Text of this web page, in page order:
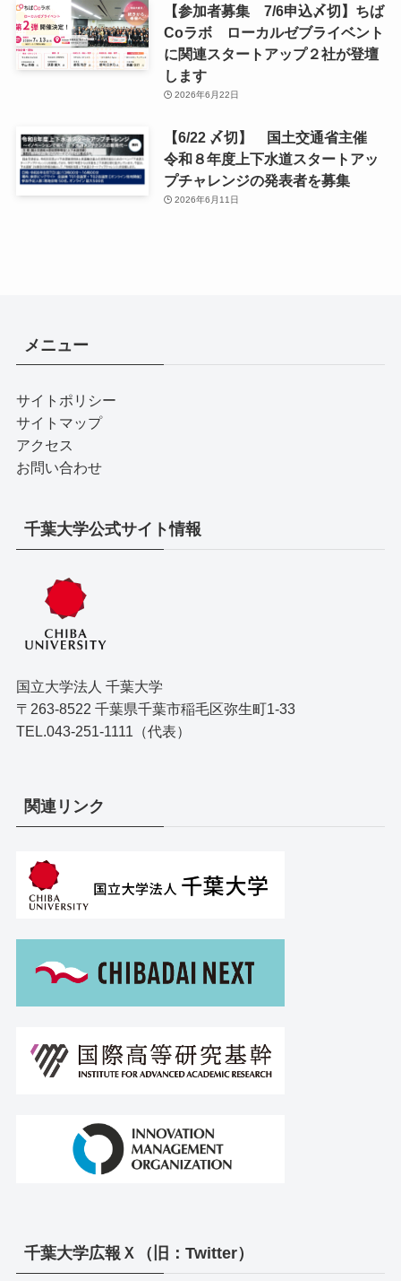
【参加者募集 7/6申込〆切】ちば
Coラボ ローカルゼブライベント
に関連スタートアップ２社が登壇
します
2026年6月22日
【6/22 〆切】 国土交通省主催
令和８年度上下水道スタートアッ
プチャレンジの発表者を募集
2026年6月11日
メニュー
サイトポリシー
サイトマップ
アクセス
お問い合わせ
千葉大学公式サイト情報
国立大学法人 千葉大学
〒263-8522 千葉県千葉市稲毛区弥生町1-33
TEL.043-251-1111（代表）
関連リンク
千葉大学広報Ｘ（旧：Twitter）